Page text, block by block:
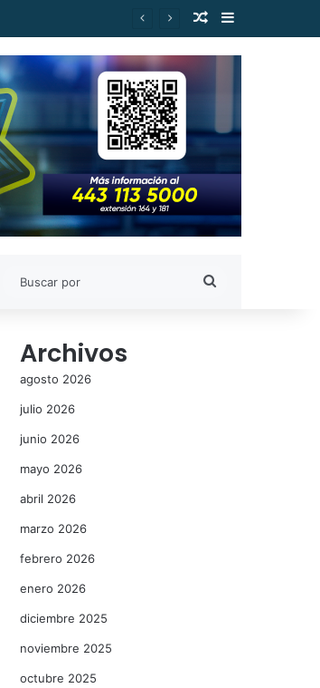
Publicación al
Barra lateral
Archivos
agosto 2026
julio 2026
junio 2026
mayo 2026
abril 2026
marzo 2026
febrero 2026
enero 2026
diciembre 2025
noviembre 2025
octubre 2025